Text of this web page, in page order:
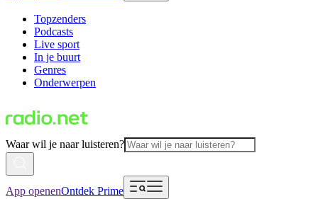
Topzenders
Podcasts
Live sport
In je buurt
Genres
Onderwerpen
Waar wil je naar luisteren?
App openenOntdek Prime